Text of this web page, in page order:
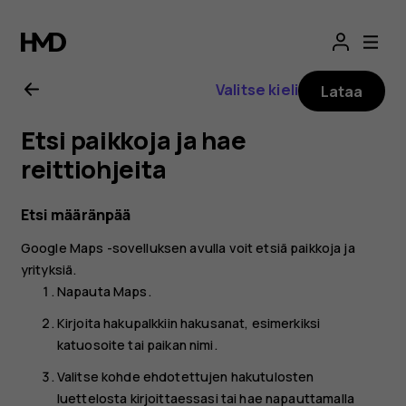
Nokia
8.1
käyttöopas
Valitse kieli Lataa
Etsi paikkoja ja hae
reittiohjeita
Etsi määränpää
Google Maps -sovelluksen avulla voit etsiä paikkoja ja
yrityksiä.
NapautaMaps.
Kirjoita hakupalkkiin hakusanat, esimerkiksi
katuosoite tai paikan nimi.
Valitse kohde ehdotettujen hakutulosten
luettelosta kirjoittaessasi tai hae napauttamalla